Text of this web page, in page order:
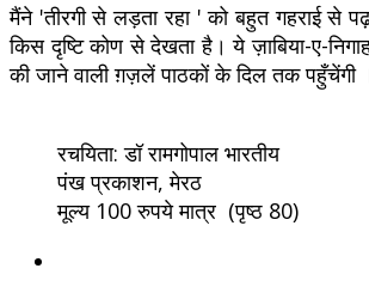
मैंने 'तीरगी से लड़ता रहा ' को बहुत गहराई
किस दृष्टि कोण से देखता है। ये ज़ाबिया-ए-
की जाने वाली ग़ज़लें पाठकों के दिल तक
रचयिता: डॉ रामगोपाल भारतीय
पंख प्रकाशन, मेरठ
मूल्य 100 रुपये मात्र (पृष्ठ 80)